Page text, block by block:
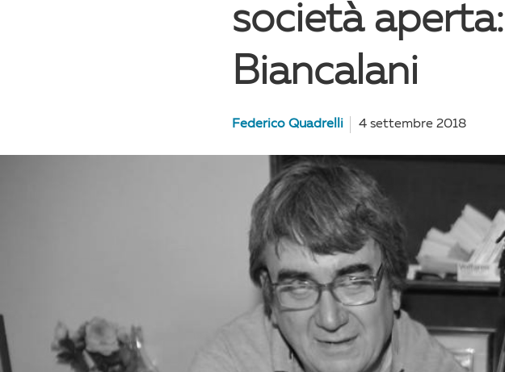
società
Biancalani
Federico Quadrelli 4 settembre 2018